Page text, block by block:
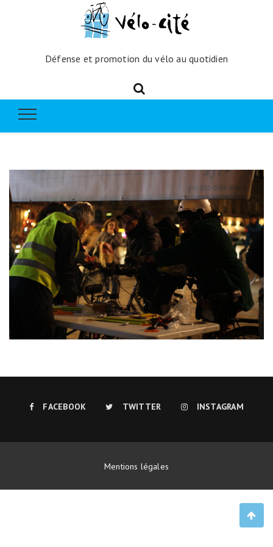
Défense et promotion du vélo au quotidien
FACEBOOK TWITTER INSTAGRAM
Mentions légales